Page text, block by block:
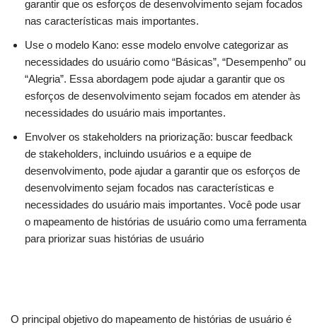
garantir que os esforços de desenvolvimento sejam focados
nas características mais importantes.
Use o modelo Kano: esse modelo envolve categorizar as
necessidades do usuário como “Básicas”, “Desempenho” ou
“Alegria”. Essa abordagem pode ajudar a garantir que os
esforços de desenvolvimento sejam focados em atender às
necessidades do usuário mais importantes.
Envolver os stakeholders na priorização: buscar feedback
de stakeholders, incluindo usuários e a equipe de
desenvolvimento, pode ajudar a garantir que os esforços de
desenvolvimento sejam focados nas características e
necessidades do usuário mais importantes. Você pode usar
o mapeamento de histórias de usuário como uma ferramenta
para priorizar suas histórias de usuário
O principal objetivo do mapeamento de histórias de usuário é